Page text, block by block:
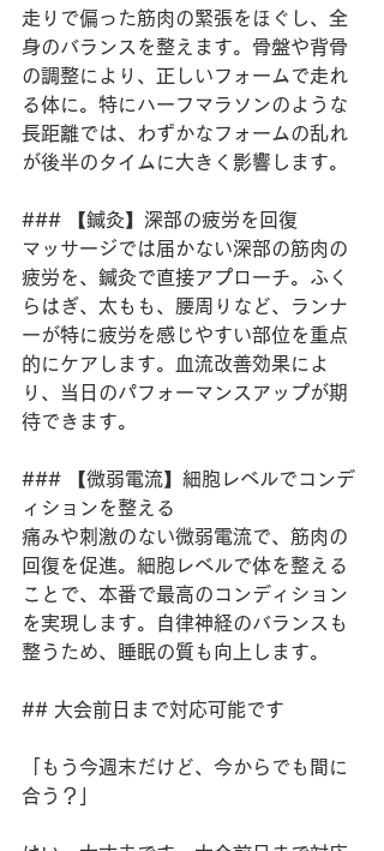
走りで偏った筋肉の緊張をほぐし、全
身のバランスを整えます。骨盤や背骨
の調整により、正しいフォームで走れ
る体に。特にハーフマラソンのような
長距離では、わずかなフォームの乱れ
が後半のタイムに大きく影響します。
### 【鍼灸】深部の疲労を回復
マッサージでは届かない深部の筋肉の
疲労を、鍼灸で直接アプローチ。ふく
らはぎ、太もも、腰周りなど、ランナ
ーが特に疲労を感じやすい部位を重点
的にケアします。血流改善効果によ
り、当日のパフォーマンスアップが期
待できます。
### 【微弱電流】細胞レベルでコンデ
ィションを整える
痛みや刺激のない微弱電流で、筋肉の
回復を促進。細胞レベルで体を整える
ことで、本番で最高のコンディション
を実現します。自律神経のバランスも
整うため、睡眠の質も向上します。
## 大会前日まで対応可能です
「もう今週末だけど、今からでも間に
合う？」